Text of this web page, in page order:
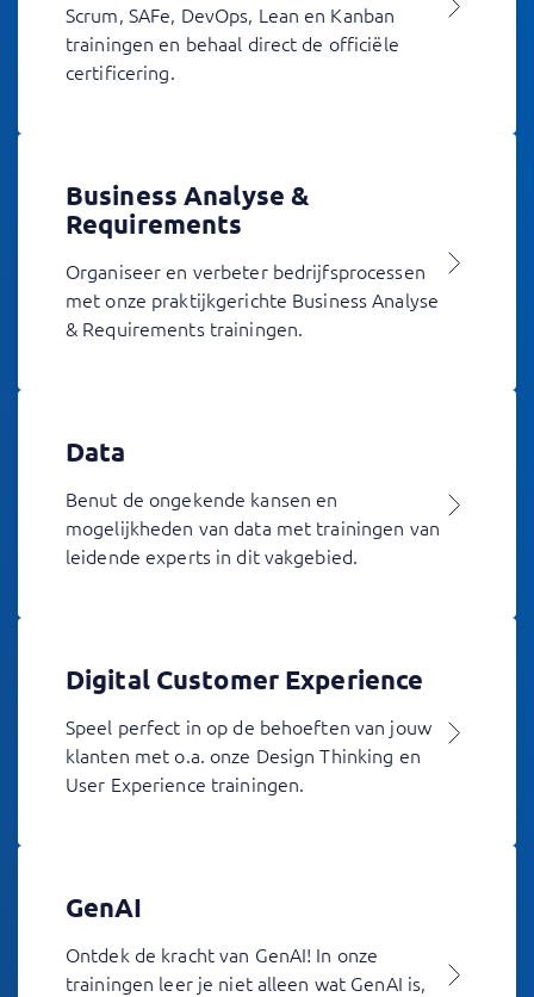
Scrum, SAFe, DevOps, Lean en Kanban
trainingen en behaal direct de officiële
certificering.
Business Analyse &
Requirements
Organiseer en verbeter bedrijfsprocessen
met onze praktijkgerichte Business Analyse
& Requirements trainingen.
Data
Benut de ongekende kansen en
mogelijkheden van data met trainingen van
leidende experts in dit vakgebied.
Digital Customer Experience
Speel perfect in op de behoeften van jouw
klanten met o.a. onze Design Thinking en
User Experience trainingen.
GenAI
Ontdek de kracht van GenAI! In onze
trainingen leer je niet alleen wat GenAI is,